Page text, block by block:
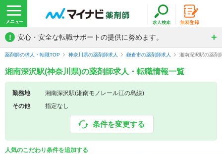
! 安心・安全な転職サポートの提供に努めます。
薬剤師の求人・転職TOP 神奈川県の薬剤師求人 鎌倉市の薬剤師求人 湘南深沢駅の薬剤
湘南深沢駅(神奈川県)の薬剤師求人・転職情報一覧
勤務地
湘南深沢駅(湘南モノレール江の島線)
その他
指定なし
条件を変更する
人気のこだわり条件を追加する